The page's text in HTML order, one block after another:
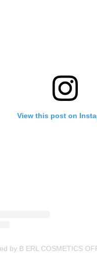
View this post on
by B ERL COSMETICS